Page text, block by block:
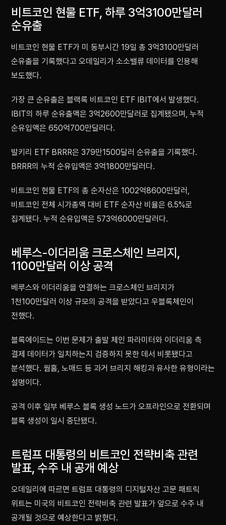
비트코인 현물 ETF, 하루 3억3100만달러
순유출
비트코인 현물 ETF가 미 동부시간 19일 총 3억3100만달러
순유출을 기록했다고 오데일리가 소소밸류 데이터를 인용해
보도했다.
가장 큰 순유출은 블랙록 비트코인 ETF IBIT에서 발생했다.
IBIT의 하루 순유출액은 3억2600만달러로 집계됐으며, 누적
순유입액은 650억700만달러다.
발키리 ETF BRRR은 379만1500달러 순유출을 기록했다.
BRRR의 누적 순유입액은 3억1800만달러다.
비트코인 현물 ETF의 총 순자산은 1002억8600만달러,
비트코인 전체 시가총액 대비 ETF 순자산 비율은 6.5%로
집계됐다. 누적 순유입액은 573억6000만달러다.
베루스-이더리움 크로스체인 브리지,
1100만달러 이상 공격
베루스와 이더리움을 연결하는 크로스체인 브리지가
1천100만달러 이상 규모의 공격을 받았다고 우블록체인이
전했다.
블록에이드는 이번 문제가 출발 체인 파라미터와 이더리움 측
결제 데이터가 일치하는지 검증하지 못한 데서 비롯됐다고
분석했다. 웜홀, 노매드 등 과거 브리지 해킹과 유사한 유형이라는
설명이다.
공격 이후 일부 베루스 블록 생성 노드가 오프라인으로 전환되며
블록 생성이 일시 중단됐다.
트럼프 대통령의 비트코인 전략비축 관련
발표, 수주 내 공개 예상
오데일리에 따르면 트럼프 대통령의 디지털자산 고문 패트릭
위트는 미국의 비트코인 전략비축 관련 발표가 앞으로 수주 내
공개될 것으로 예상한다고 밝혔다.